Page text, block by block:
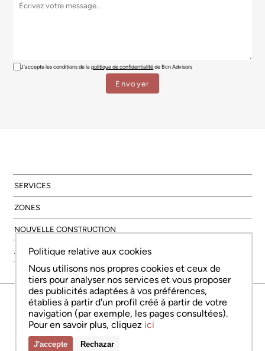
J'accepte les conditions de lapolitique de confidentialitéde Bcn Advisors
SERVICES
ZONES
NOUVELLE CONSTRUCTION
À PROPOS DE NOUS
© Copyright Bcn Advisors 2026
aiCat 2736 Avis juridique Politique relative aux cookies Politique de confidentialité
Politique relative aux cookies
Nous utilisons nos propres cookies et ceux de
tiers pour analyser nos services et vous proposer
des publicités adaptées à vos préférences,
établies à partir d'un profil créé à partir de votre
navigation (par exemple, les pages consultées).
Pour en savoir plus, cliquez ici
J'accepte Rechazar